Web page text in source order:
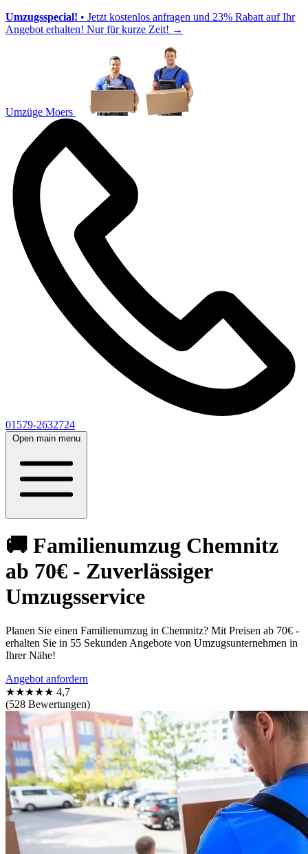
Umzugsspecial! • Jetzt kostenlos anfragen und 23% Rabatt auf Ihr
Angebot erhalten! Nur für kurze Zeit! →
Umzüge Moers
01579-2632724
Open main menu
🚚 Familienumzug Chemnitz
ab 70€ - Zuverlässiger
Umzugsservice
Planen Sie einen Familienumzug in Chemnitz? Mit Preisen ab 70€ -
erhalten Sie in 55 Sekunden Angebote von Umzugsunternehmen in
Ihrer Nähe!
Angebot anfordern
★★★★★ 4,7
(528 Bewertungen)